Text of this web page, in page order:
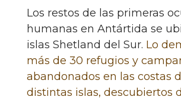
Los restos de las primeras
humanas en Antártida se
islas Shetland del Sur. Lo
más de 30 refugios y
abandonados en las costas
distintas islas, descubiertos